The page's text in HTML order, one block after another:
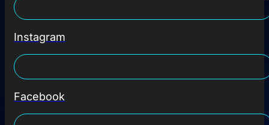
Instagram
Facebook